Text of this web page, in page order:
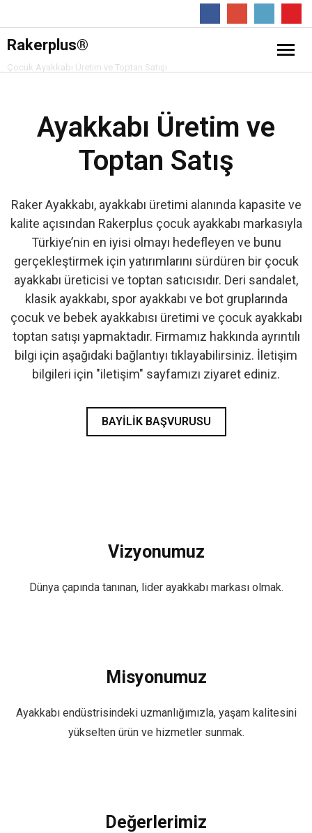
Rakerplus®
Çocuk Ayakkabı Üretim ve Toptan Satışı
Hakkımızda
- Çocuk Spor Ayakkabı
- Klasik Çocuk Ayakkabı
- Çocuk Sandalet
- İlk Adım & Bebek Ayakkabı
- Babetler
Ayakkabı Üretim ve
Toptan Satış
Raker Ayakkabı, ayakkabı üretimi alanında kapasite ve
kalite açısından Rakerplus çocuk ayakkabı markasıyla
Türkiye’nin en iyisi olmayı hedefleyen ve bunu
gerçekleştirmek için yatırımlarını sürdüren bir çocuk
ayakkabı üreticisi ve toptan satıcısıdır. Deri sandalet,
klasik ayakkabı, spor ayakkabı ve bot gruplarında
çocuk ve bebek ayakkabısı üretimi ve çocuk ayakkabı
toptan satışı yapmaktadır. Firmamız hakkında ayrıntılı
bilgi için aşağıdaki bağlantıyı tıklayabilirsiniz. İletişim
bilgileri için "iletişim" sayfamızı ziyaret ediniz.
BAYILIK BAŞVURUSU
Vizyonumuz
Dünya çapında tanınan, lider ayakkabı markası olmak.
Misyonumuz
Ayakkabı endüstrisindeki uzmanlığımızla, yaşam kalitesini
yükselten ürün ve hizmetler sunmak.
Değerlerimiz